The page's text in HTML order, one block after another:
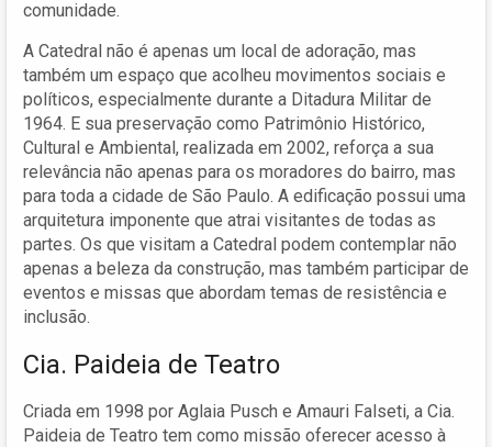
comunidade.
A Catedral não é apenas um local de adoração, mas
também um espaço que acolheu movimentos sociais e
políticos, especialmente durante a Ditadura Militar de
1964. E sua preservação como Patrimônio Histórico,
Cultural e Ambiental, realizada em 2002, reforça a sua
relevância não apenas para os moradores do bairro, mas
para toda a cidade de São Paulo. A edificação possui uma
arquitetura imponente que atrai visitantes de todas as
partes. Os que visitam a Catedral podem contemplar não
apenas a beleza da construção, mas também participar de
eventos e missas que abordam temas de resistência e
inclusão.
Cia. Paideia de Teatro
Criada em 1998 por Aglaia Pusch e Amauri Falseti, a Cia.
Paideia de Teatro tem como missão oferecer acesso à